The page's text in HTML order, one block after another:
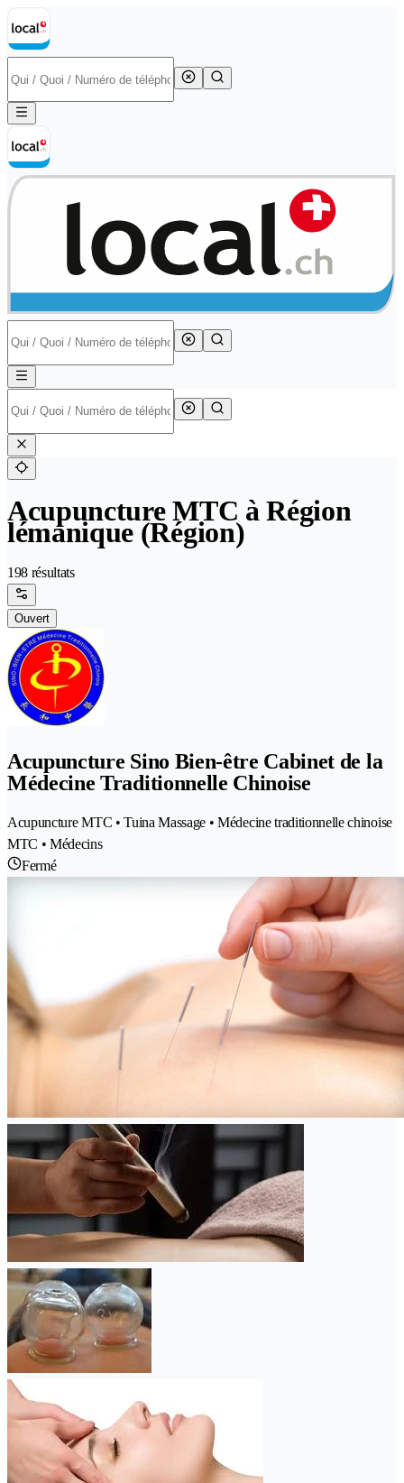
Acupuncture MTC à Région
lémanique (Région)
198 résultats
Ouvert
Acupuncture Sino Bien-être Cabinet de la
Médecine Traditionnelle Chinoise
Acupuncture MTC • Tuina Massage • Médecine traditionnelle chinoise
MTC • Médecins
Fermé